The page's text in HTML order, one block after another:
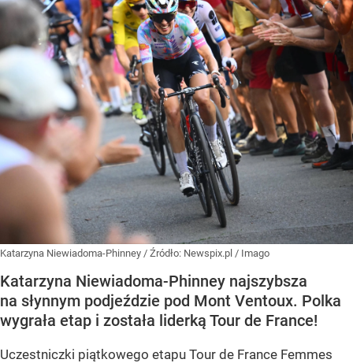
Katarzyna Niewiadoma-Phinney / Źródło: Newspix.pl / Imago
Katarzyna Niewiadoma-Phinney najszybsza
na słynnym podjeździe pod Mont Ventoux. Polka
wygrała etap i została liderką Tour de France!
Uczestniczki piątkowego etapu Tour de France Femmes